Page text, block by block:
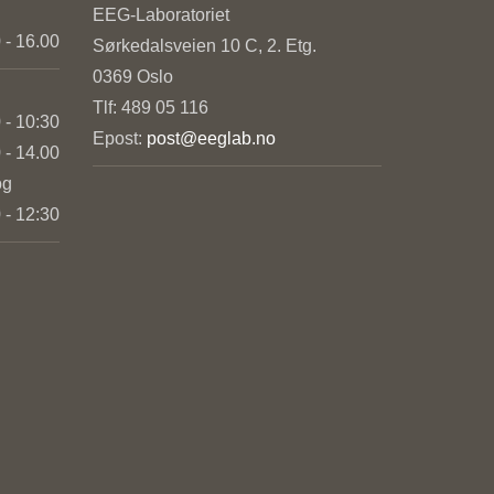
- 16.00
- 10:30
- 14.00
- 12:30
EEG-Laboratoriet
Sørkedalsveien 10 C, 2. Etg.
0369 Oslo
Tlf: 489 05 116
Epost: post@eeglab.no